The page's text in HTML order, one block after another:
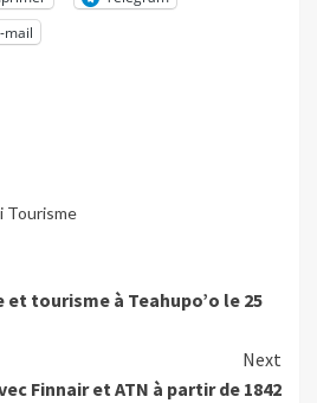
mail
Tourisme
tourisme à Teahupo’o le 25
Next
Finnair et ATN à partir de 1842